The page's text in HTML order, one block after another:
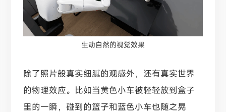
生动自然的视觉效果
除了照片般真实细腻的观感外，还有真实世界
的物理效应。比如当黄色小车被轻轻放到盒子
里的一瞬，碰到的篮子和蓝色小车也随之晃